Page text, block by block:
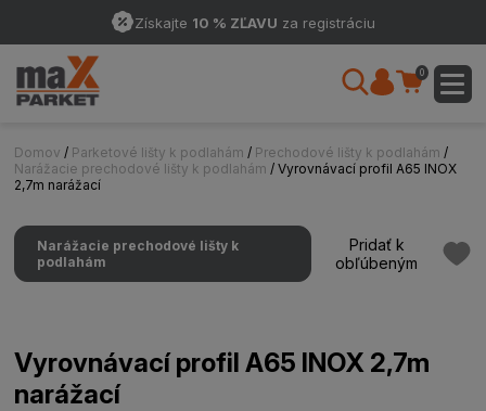
Získajte 10 % ZĽAVU za registráciu
0
Domov / Parketové lišty k podlahám / Prechodové lišty k podlahám /
Narážacie prechodové lišty k podlahám / Vyrovnávací profil A65 INOX
2,7m narážací
Narážacie prechodové lišty k
podlahám
Pridať k
obľúbeným
Vyrovnávací profil A65 INOX 2,7m
narážací